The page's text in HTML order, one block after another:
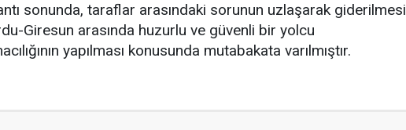
sonunda, taraflar arasındaki sorunun uzlaşarak giderilmesi
Giresun arasında huzurlu ve güvenli bir yolcu
yapılması konusunda mutabakata varılmıştır.